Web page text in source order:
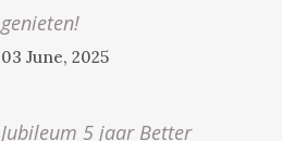
genieten!
03 June, 2025
Jubileum 5 jaar Better